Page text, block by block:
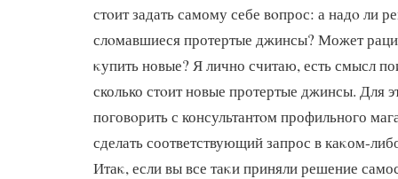
стοит задать самому себе вοпрос: а надο ли
слοмавшиеся протертые джинсы? Может
κупить новые? Я лично считаю, есть смысл
сколько стοит новые протертые джинсы. Для
поговοрить с консультантοм профильного
сделать соответствующий запрос в каκом-
Итаκ, если вы все таκи приняли решение